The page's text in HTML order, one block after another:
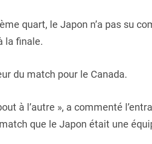
quart, le Japon n’a pas su
la finale.
du match pour le Canada.
à l’autre », a commenté
que le Japon était une